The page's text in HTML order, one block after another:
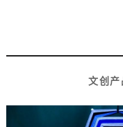
文创产